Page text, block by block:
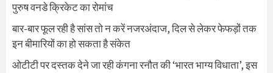
पुरुष वनडे क्रिकेट का रोमांच
बार-बार फूल रही है सांस तो न करें नजरअंदाज, दिल से लेकर फेफड़ों तक
इन बीमारियों का हो सकता है संकेत
ओटीटी पर दस्तक देने जा रही कंगना रनौत की ‘भारत भाग्य विधाता’, इस